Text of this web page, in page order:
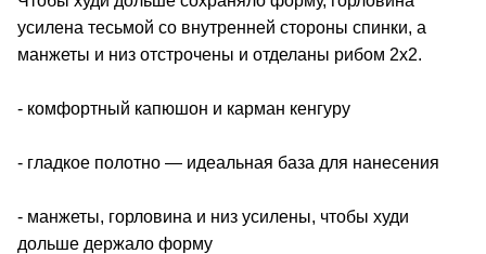
усилена тесьмой со внутренней стороны спинки, а
манжеты и низ отстрочены и отделаны рибом 2х2.
- комфортный капюшон и карман кенгуру
- гладкое полотно — идеальная база для нанесения
- манжеты, горловина и низ усилены, чтобы худи
дольше держало форму